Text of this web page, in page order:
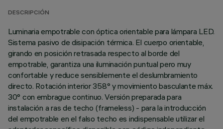
DESCRIPCIÓN
Luminaria empotrable con óptica orientable para lámpara LED.
Sistema pasivo de disipación térmica. El cuerpo orientable,
girando en posición retrasada respecto al borde del
empotrable, garantiza una iluminación puntual pero muy
confortable y reduce sensiblemente el deslumbramiento
directo. Rotación interior 358° y movimiento basculante máx.
30° con embrague continuo. Versión preparada para
instalación a ras de techo (frameless) - para la introducción
del empotrable en el falso techo es indispensable utilizar el